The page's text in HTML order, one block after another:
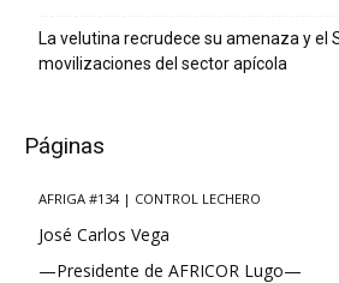
La velutina recrudece su amenaza y el
movilizaciones del sector apícola
Páginas
AFRIGA #134 | CONTROL LECHERO
José Carlos Vega
—Presidente de AFRICOR Lugo—